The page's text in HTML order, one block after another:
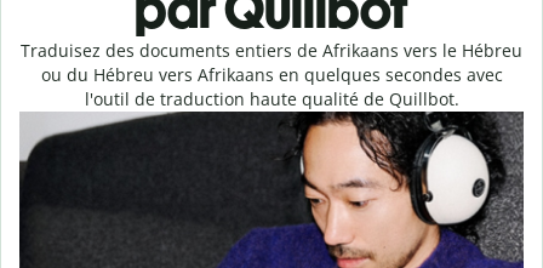
Traduisez des documents entiers de Afrikaans vers le Hébreu
ou du Hébreu vers Afrikaans en quelques secondes avec
l'outil de traduction haute qualité de Quillbot.